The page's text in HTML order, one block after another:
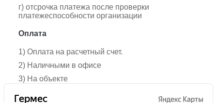
г) отсрочка платежа после проверки
платежеспособности организации
Оплата
1) Оплата на расчетный счет.
2) Наличными в офисе
3) На объекте